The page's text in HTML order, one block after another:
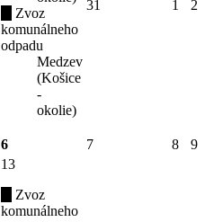
Zvoz
komunálneho
odpadu
Medzev
(Košice
-
okolie)
31 1 2
6 7 8
9
13
Zvoz
komunálneho